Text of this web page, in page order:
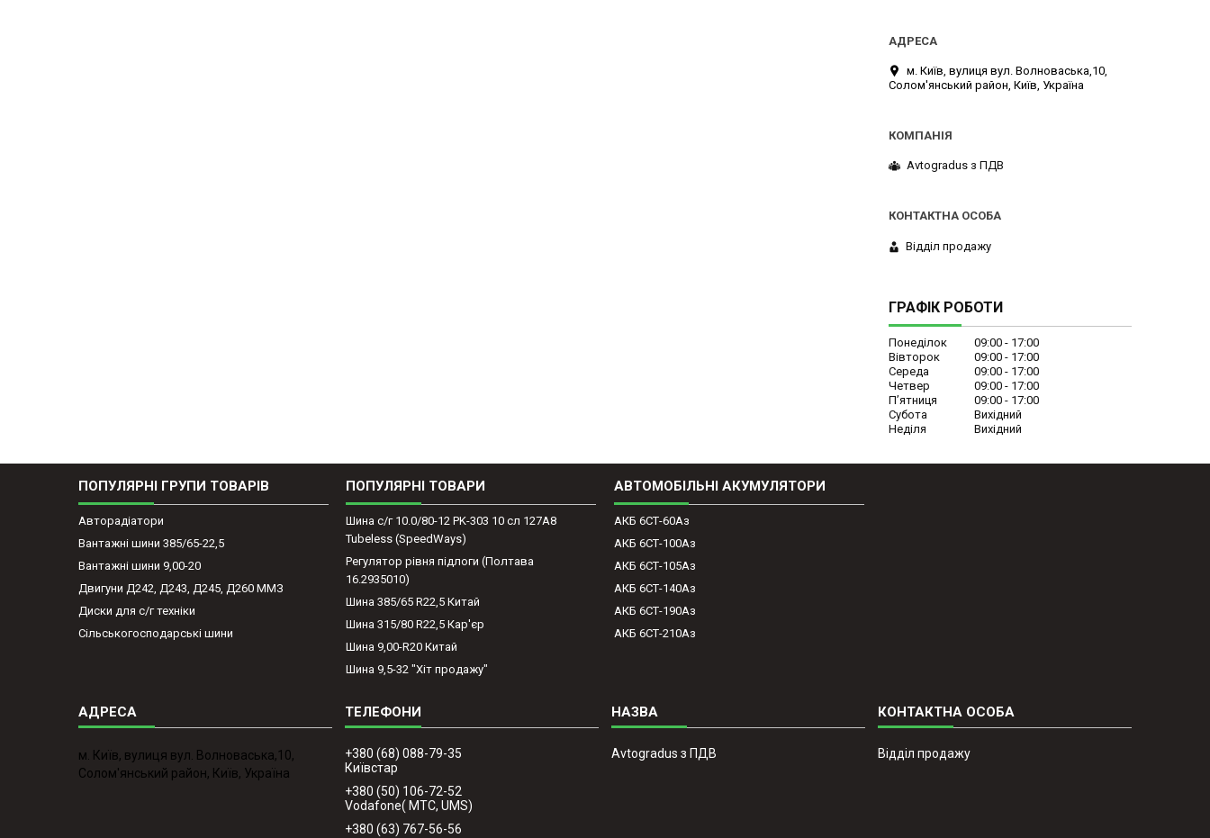
м. Київ, вулиця вул. Волноваська,10,
Солом'янський район, Київ, Україна
Avtogradus з ПДВ
Відділ продажу
ГРАФІК РОБОТИ
Понеділок 09:00
17:00
Вівторок
09:00
17:00
Середа
09:00
17:00
Четвер
09:00
17:00
Пʼятниця
09:00
17:00
Субота
Вихідний
Неділя
Вихідний
ПОПУЛЯРНІ ГРУПИ ТОВАРІВ
Авторадіатори
Вантажні шини 385/65-22,5
Вантажні шини 9,00-20
Двигуни Д242, Д243, Д245, Д260 ММЗ
Диски для с/г техніки
Сільськогосподарські шини
ПОПУЛЯРНІ ТОВАРИ
Шина с/г 10.0/80-12 PK-303 10 сл 127A8
Tubeless (SpeedWays)
Регулятор рівня підлоги (Полтава
16.2935010)
Шина 385/65 R22,5 Китай
Шина 315/80 R22,5 Кар'єр
Шина 9,00-R20 Китай
Шина 9,5-32 "Хіт продажу"
АВТОМОБІЛЬНІ АКУМУЛЯТОРИ
АКБ 6СТ-60Аз
АКБ 6СТ-100Аз
АКБ 6СТ-105Аз
АКБ 6СТ-140Аз
АКБ 6СТ-190Аз
АКБ 6СТ-210Аз
м. Київ, вулиця вул. Волноваська,10,
Солом'янський район, Київ, Україна
+380 (68) 088-79-35
Київстар
+380 (50) 106-72-52
Vodafone( МТС, UMS)
+380 (63) 767-56-56
Avtogradus з ПДВ Відділ продажу